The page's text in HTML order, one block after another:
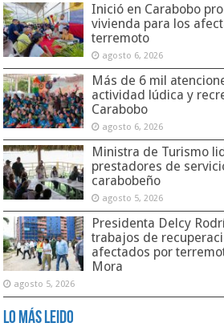
Inició en Carabobo
vivienda para los
terremoto
agosto 6, 2026
Más de 6 mil
actividad lúdica y
Carabobo
agosto 6, 2026
Ministra de Turismo
prestadores de
carabobeño
agosto 5, 2026
Presidenta Delcy
trabajos de
afectados por
Mora
agosto 5, 2026
Lo Más Leido